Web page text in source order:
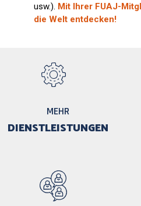
usw.). Mit Ihrer FUAJ-
die Welt entdecken!
MEHR
DIENSTLEISTUNGEN